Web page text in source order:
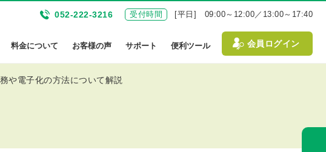
受付時間 [平日] 09:00～12:00／13:00～17:40
052-222-3216
会員ログイン
料金について お客様の声 サポート 便利ツール
や電子化の方法について解説